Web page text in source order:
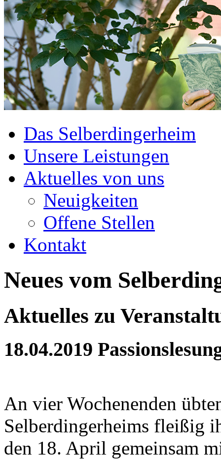
Das Selberdingerheim
Unsere Leistungen
Aktuelles von uns
Neuigkeiten
Offene Stellen
Kontakt
Neues vom
Aktuelles zu
18.04.2019
An vier Wochenenden
Selberdingerheims fleißig
den 18. April gemeinsam